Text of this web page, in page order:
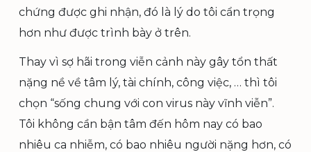
chứng được ghi nhận, đó là lý do tôi cẩn trọng
hơn như được trình bày ở trên.
Thay vì sợ hãi trong viễn cảnh này gây tổn thất
nặng nề về tâm lý, tài chính, công việc, … thì tôi
chọn “sống chung với con virus này vĩnh viễn”.
Tôi không cần bận tâm đến hôm nay có bao
nhiêu ca nhiễm, có bao nhiêu người nặng hơn, có